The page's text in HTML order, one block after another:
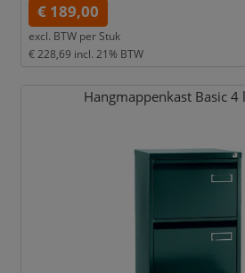
€ 189,00
excl. BTW per Stuk
€ 228,69 incl. 21% BTW
Hangmappenkast Basic 4